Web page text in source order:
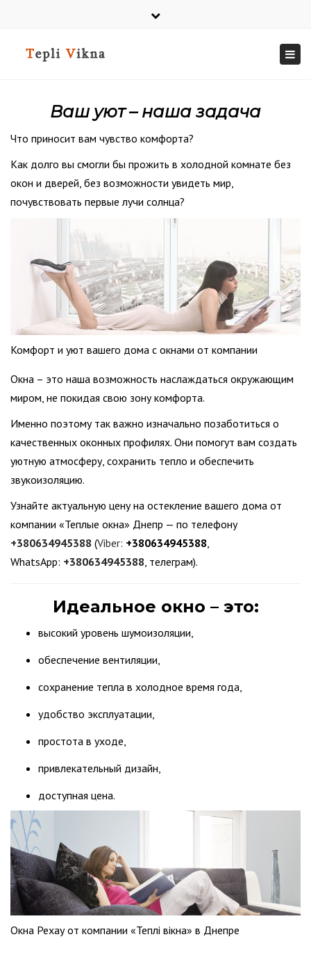
Ваш уют – наша задача
Что приносит вам чувство комфорта?
Как долго вы смогли бы прожить в холодной комнате без
окон и дверей, без возможности увидеть мир,
почувствовать первые лучи солнца?
Комфорт и уют вашего дома с окнами от компании
Окна – это наша возможность наслаждаться окружающим
миром, не покидая свою зону комфорта.
Именно поэтому так важно изначально позаботиться о
качественных оконных профилях. Они помогут вам создать
уютную атмосферу, сохранить тепло и обеспечить
звукоизоляцию.
Узнайте актуальную цену на остекление вашего дома от
компании «Теплые окна» Днепр — по телефону
+380634945388 (Viber: +380634945388
WhatsApp: +380634945388 , телеграм).
Идеальное окно – это:
высокий уровень шумоизоляции,
обеспечение вентиляции,
сохранение тепла в холодное время года,
удобство эксплуатации,
простота в уходе,
привлекательный дизайн,
доступная цена.
Окна Рехау от компании «Теплі вікна» в Днепре